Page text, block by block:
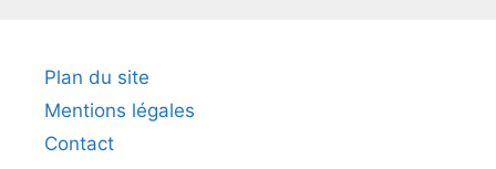
Plan du site
Mentions légales
Contact